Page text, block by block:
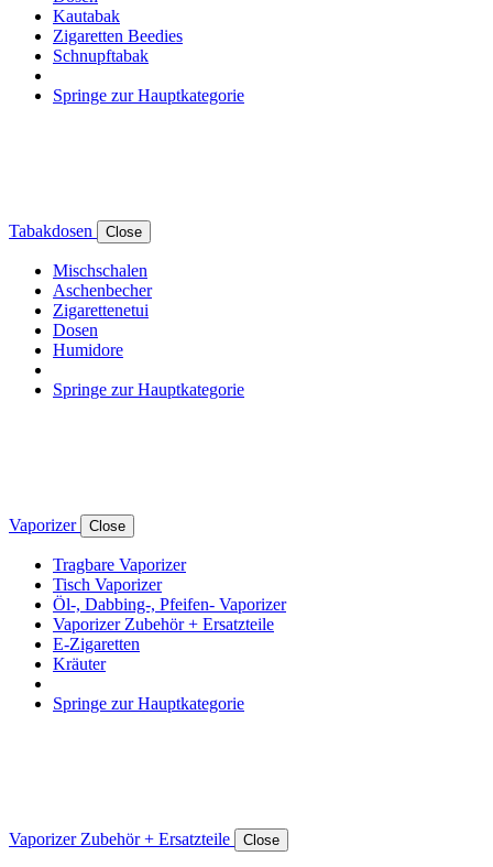
Kautabak
Zigaretten Beedies
Schnupftabak
Springe zur Hauptkategorie
Tabakdosen Close
Mischschalen
Aschenbecher
Zigarettenetui
Dosen
Humidore
Springe zur Hauptkategorie
Vaporizer Close
Tragbare Vaporizer
Tisch Vaporizer
Öl-, Dabbing-, Pfeifen- Vaporizer
Vaporizer Zubehör + Ersatzteile
E-Zigaretten
Kräuter
Springe zur Hauptkategorie
Vaporizer Zubehör + Ersatzteile Close